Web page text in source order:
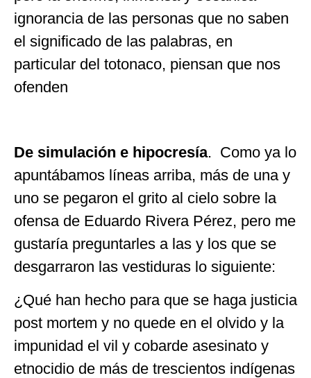
ignorancia de las personas que no saben
el significado de las palabras, en
particular del totonaco, piensan que nos
ofenden
De simulación e hipocresía. Como ya lo
apuntábamos líneas arriba, más de una y
uno se pegaron el grito al cielo sobre la
ofensa de Eduardo Rivera Pérez, pero me
gustaría preguntarles a las y los que se
desgarraron las vestiduras lo siguiente:
¿Qué han hecho para que se haga justicia
post mortem y no quede en el olvido y la
impunidad el vil y cobarde asesinato y
etnocidio de más de trescientos indígenas